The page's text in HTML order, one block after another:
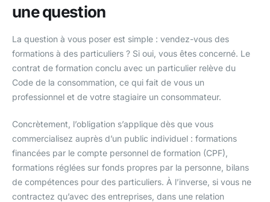
une question
La question à vous poser est simple : vendez-vous des
formations à des particuliers ? Si oui, vous êtes concerné. Le
contrat de formation conclu avec un particulier relève du
Code de la consommation, ce qui fait de vous un
professionnel et de votre stagiaire un consommateur.
Concrètement, l’obligation s’applique dès que vous
commercialisez auprès d’un public individuel : formations
financées par le compte personnel de formation (CPF),
formations réglées sur fonds propres par la personne, bilans
de compétences pour des particuliers. À l’inverse, si vous ne
contractez qu’avec des entreprises, dans une relation